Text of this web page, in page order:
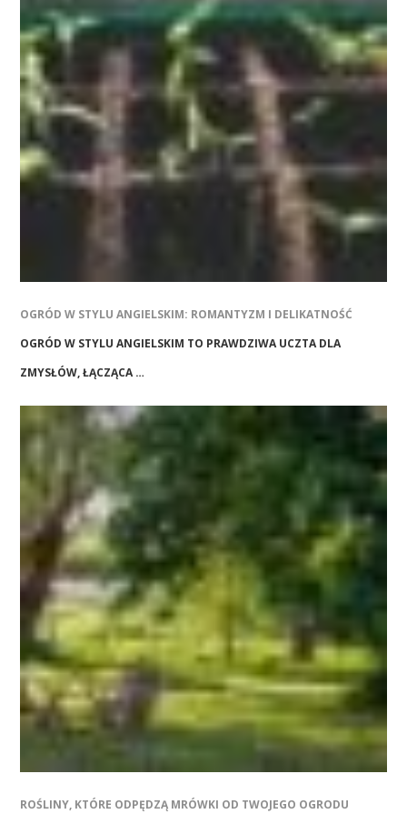
OGRÓD W STYLU ANGIELSKIM: ROMANTYZM I DELIKATNOŚĆ
OGRÓD W STYLU ANGIELSKIM TO PRAWDZIWA UCZTA DLA
ZMYSŁÓW, ŁĄCZĄCA …
ROŚLINY, KTÓRE ODPĘDZĄ MRÓWKI OD TWOJEGO OGRODU